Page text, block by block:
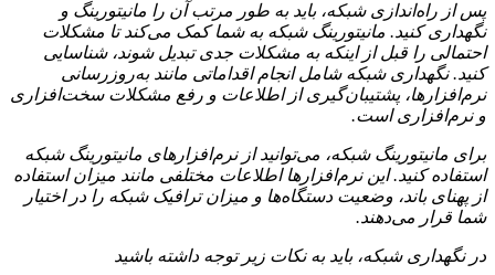
پس از راه‌اندازی شبکه، باید به طور مرتب آن را مانیتورینگ و
نگهداری کنید. مانیتورینگ شبکه به شما کمک می‌کند تا مشکلات
احتمالی را قبل از اینکه به مشکلات جدی تبدیل شوند، شناسایی
کنید. نگهداری شبکه شامل انجام اقداماتی مانند به‌روزرسانی
نرم‌افزارها، پشتیبان‌گیری از اطلاعات و رفع مشکلات سخت‌افزاری
و نرم‌افزاری است.
برای مانیتورینگ شبکه، می‌توانید از نرم‌افزارهای مانیتورینگ شبکه
استفاده کنید. این نرم‌افزارها اطلاعات مختلفی مانند میزان استفاده
از پهنای باند، وضعیت دستگاه‌ها و میزان ترافیک شبکه را در اختیار
شما قرار می‌دهند.
در نگهداری شبکه، باید به نکات زیر توجه داشته باشید